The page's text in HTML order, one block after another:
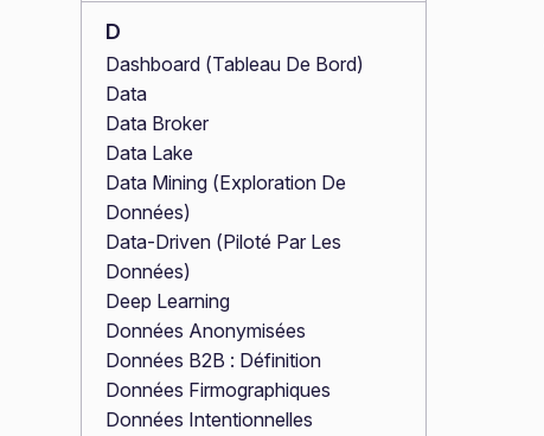
D
Dashboard (Tableau De Bord)
Data
Data Broker
Data Lake
Data Mining (Exploration De
Données)
Data-Driven (Piloté Par Les
Données)
Deep Learning
Données Anonymisées
Données B2B : Définition
Données Firmographiques
Données Intentionnelles